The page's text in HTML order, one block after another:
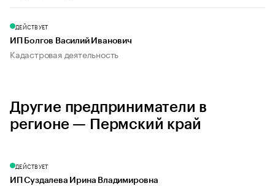
ДЕЙСТВУЕТ
ИП Болгов Василий Иванович
Кадастровая деятельность
Другие предприниматели в
регионе — Пермский край
ДЕЙСТВУЕТ
ИП Суздалева Ирина Владимировна